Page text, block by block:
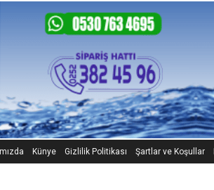
Künye Gizlilik Politikası Şartlar ve Koşullar